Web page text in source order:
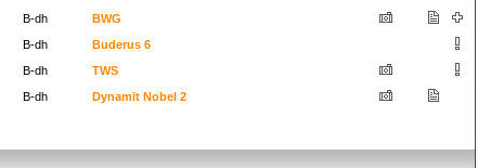
B-dh
BWG
B-dh
Buderus 6
B-dh
TWS
B-dh Dynamit Nobel 2